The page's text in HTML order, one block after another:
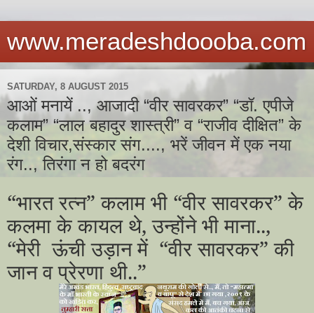
www.meradeshdoooba.com
SATURDAY, 8 AUGUST 2015
आओं मनायें .., आजादी “वीर सावरकर” “डॉ. एपीजे
कलाम” “लाल बहादुर शास्त्री” व “राजीव दीक्षित” के
देशी विचार,संस्कार संग...., भरें जीवन में एक नया
रंग.., तिरंगा न हो बदरंग
“भारत रत्न” कलाम भी “वीर सावरकर” के
कलमा के कायल थे, उन्होंने भी माना..,
“मेरी ऊंची उड़ान में “वीर सावरकर” की
जान व प्रेरणा थी..”